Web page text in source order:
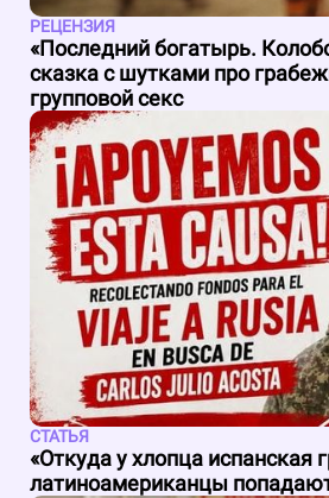
РЕЦЕНЗИЯ
«Последний богатырь.
сказка с шутками про
групповой секс
СТАТЬЯ
«Откуда у хлопца испанская
латиноамериканцы